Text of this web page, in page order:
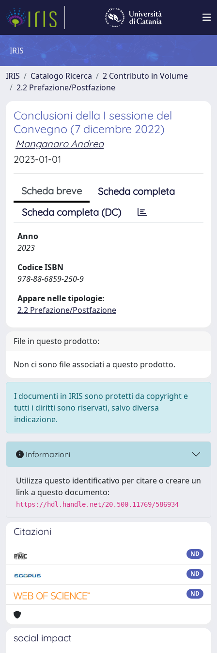
IRIS
IRIS Catalogo Ricerca
2 Contributo in Volume
2.2 Prefazione/Postfazione
Conclusioni della I sessione del
Convegno (7 dicembre 2022)
Manganaro Andrea
2023-01-01
Scheda breve
Scheda completa
Scheda completa (DC)
Anno
2023
Codice ISBN
978-88-6859-250-9
Appare nelle tipologie:
2.2 Prefazione/Postfazione
File in questo prodotto:
Non ci sono file associati a questo prodotto.
I documenti in IRIS sono protetti da copyright e
tutti i diritti sono riservati, salvo diversa
indicazione.
Informazioni
Utilizza questo identificativo per citare o creare un
link a questo documento:
https://hdl.handle.net/20.500.11769/586934
Citazioni
ND
ND
ND
social impact